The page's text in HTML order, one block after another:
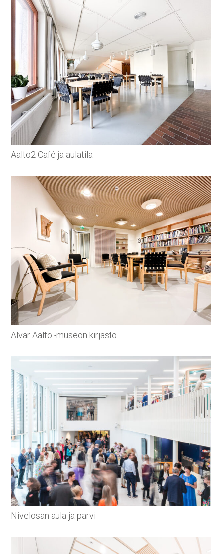
Aalto2 Café ja aulatila
Alvar Aalto -museon kirjasto
Nivelosan aula ja parvi